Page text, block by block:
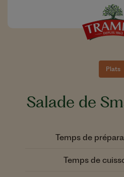
Plats
Salade de
Temps de
Temps de